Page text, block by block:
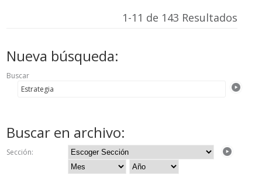
1-11 de 143 Resultados
Nueva búsqueda:
Buscar
Buscar en archivo:
Sección: